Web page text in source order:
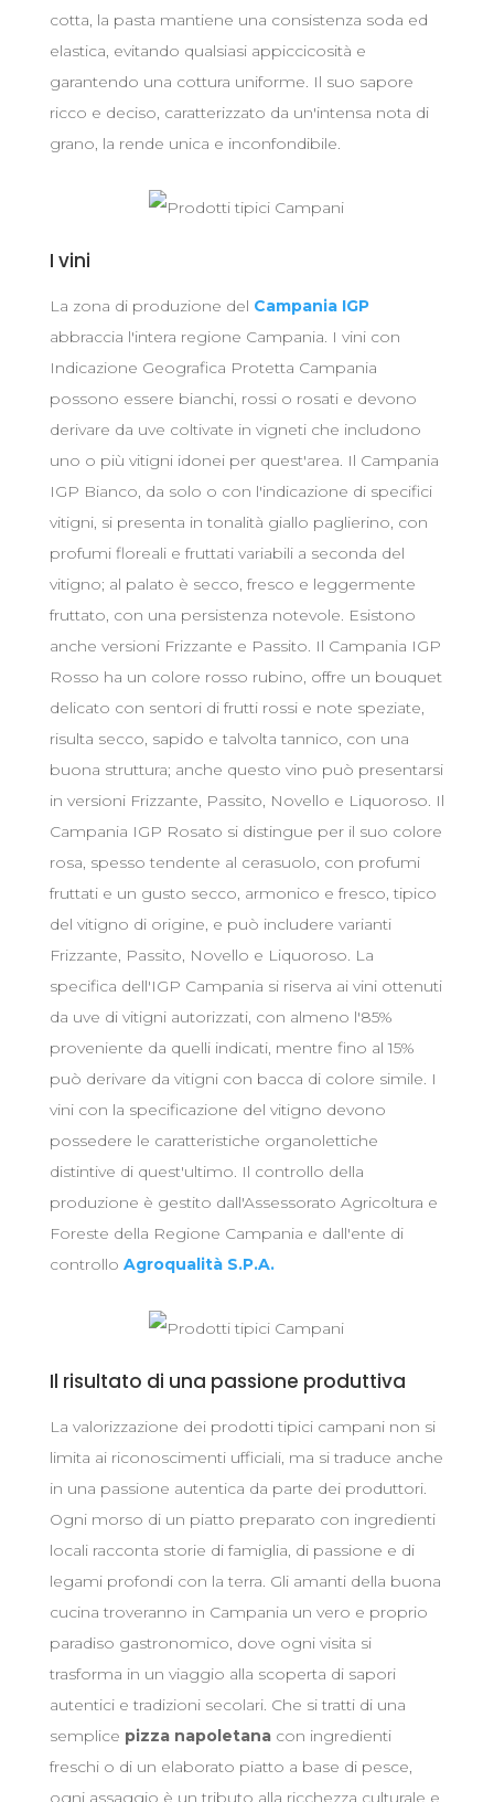
cotta, la pasta mantiene una consistenza soda ed
elastica, evitando qualsiasi appiccicosità e
garantendo una cottura uniforme. Il suo sapore
ricco e deciso, caratterizzato da un'intensa nota di
grano, la rende unica e inconfondibile.
I vini
La zona di produzione del Campania IGP
abbraccia l'intera regione Campania. I vini con
Indicazione Geografica Protetta Campania
possono essere bianchi, rossi o rosati e devono
derivare da uve coltivate in vigneti che includono
uno o più vitigni idonei per quest'area. Il Campania
IGP Bianco, da solo o con l'indicazione di specifici
vitigni, si presenta in tonalità giallo paglierino, con
profumi floreali e fruttati variabili a seconda del
vitigno; al palato è secco, fresco e leggermente
fruttato, con una persistenza notevole. Esistono
anche versioni Frizzante e Passito. Il Campania IGP
Rosso ha un colore rosso rubino, offre un bouquet
delicato con sentori di frutti rossi e note speziate,
risulta secco, sapido e talvolta tannico, con una
buona struttura; anche questo vino può presentarsi
in versioni Frizzante, Passito, Novello e Liquoroso. Il
Campania IGP Rosato si distingue per il suo colore
rosa, spesso tendente al cerasuolo, con profumi
fruttati e un gusto secco, armonico e fresco, tipico
del vitigno di origine, e può includere varianti
Frizzante, Passito, Novello e Liquoroso. La
specifica dell'IGP Campania si riserva ai vini ottenuti
da uve di vitigni autorizzati, con almeno l'85%
proveniente da quelli indicati, mentre fino al 15%
può derivare da vitigni con bacca di colore simile. I
vini con la specificazione del vitigno devono
possedere le caratteristiche organolettiche
distintive di quest'ultimo. Il controllo della
produzione è gestito dall'Assessorato Agricoltura e
Foreste della Regione Campania e dall'ente di
controllo Agroqualità S.P.A.
Il risultato di una passione produttiva
La valorizzazione dei prodotti tipici campani non si
limita ai riconoscimenti ufficiali, ma si traduce anche
in una passione autentica da parte dei produttori.
Ogni morso di un piatto preparato con ingredienti
locali racconta storie di famiglia, di passione e di
legami profondi con la terra. Gli amanti della buona
cucina troveranno in Campania un vero e proprio
paradiso gastronomico, dove ogni visita si
trasforma in un viaggio alla scoperta di sapori
autentici e tradizioni secolari. Che si tratti di una
semplice pizza napoletanacon ingredienti
freschi o di un elaborato piatto a base di pesce,
ogni assaggio è un tributo alla ricchezza culturale e